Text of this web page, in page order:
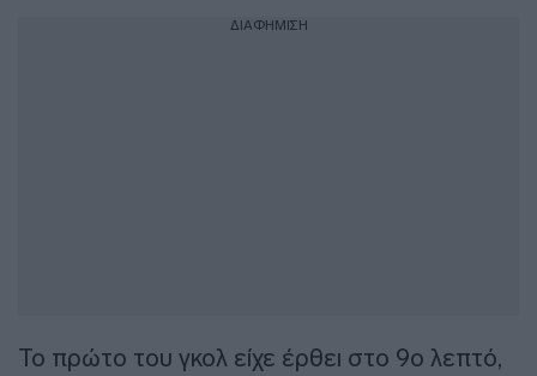
ΔΙΑΦΗΜΙΣΗ
Το πρώτο του γκολ είχε έρθει στο 9ο λεπτό,